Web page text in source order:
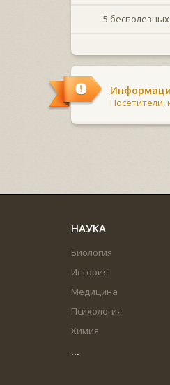
5
Посетители,
НАУКА
Биология
История
Медицина
Психология
Химия
...